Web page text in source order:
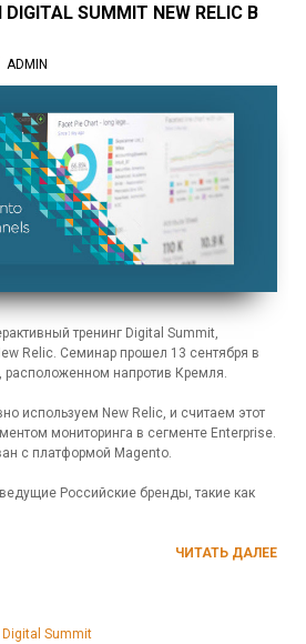
SUMMIT NEW RELIC В
ADMIN
тренинг Digital Summit,
Relic. Семинар прошел 13 сентября в
расположенном напротив Кремля.
используем New Relic, и считаем этот
мониторинга в сегменте Enterprise.
с платформой Magento.
Российские бренды, такие как
ЧИТАТЬ ДАЛЕЕ
Digital Summit